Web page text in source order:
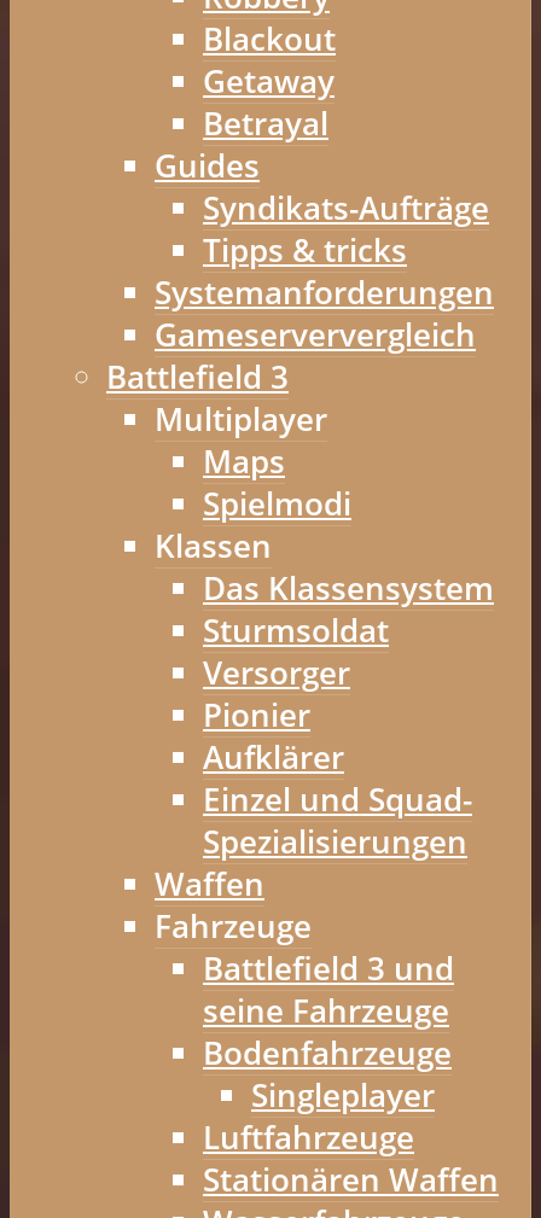
Blackout
Getaway
Betrayal
Guides
Syndikats-Aufträge
Tipps & tricks
Systemanforderungen
Gameserververgleich
Battlefield 3
Multiplayer
Maps
Spielmodi
Klassen
Das Klassensystem
Sturmsoldat
Versorger
Pionier
Aufklärer
Einzel und Squad-
Spezialisierungen
Waffen
Fahrzeuge
Battlefield 3 und
seine Fahrzeuge
Bodenfahrzeuge
Singleplayer
Luftfahrzeuge
Stationären Waffen